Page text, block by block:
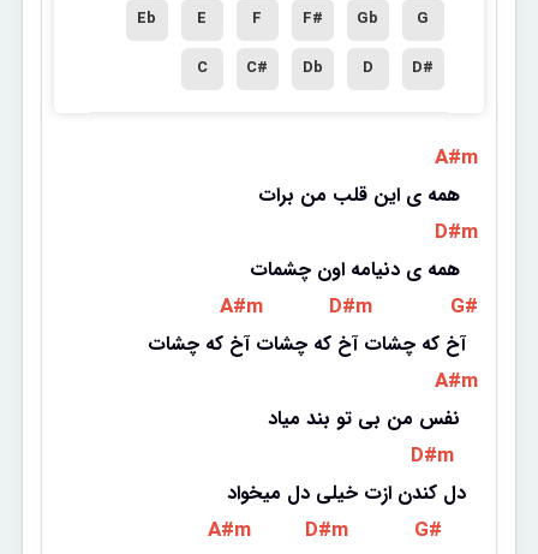
G
Gb
F#
F
E
Eb
D#
D
Db
C#
C
A#m
همه ی این قلب من برات
D#m
همه ی دنیامه اون چشمات
A#m D#m G#
آخ که چشات آخ که چشات آخ که چشات
A#m
D#m
دل کندن ازت خیلی دل میخواد
A#m D#m G#